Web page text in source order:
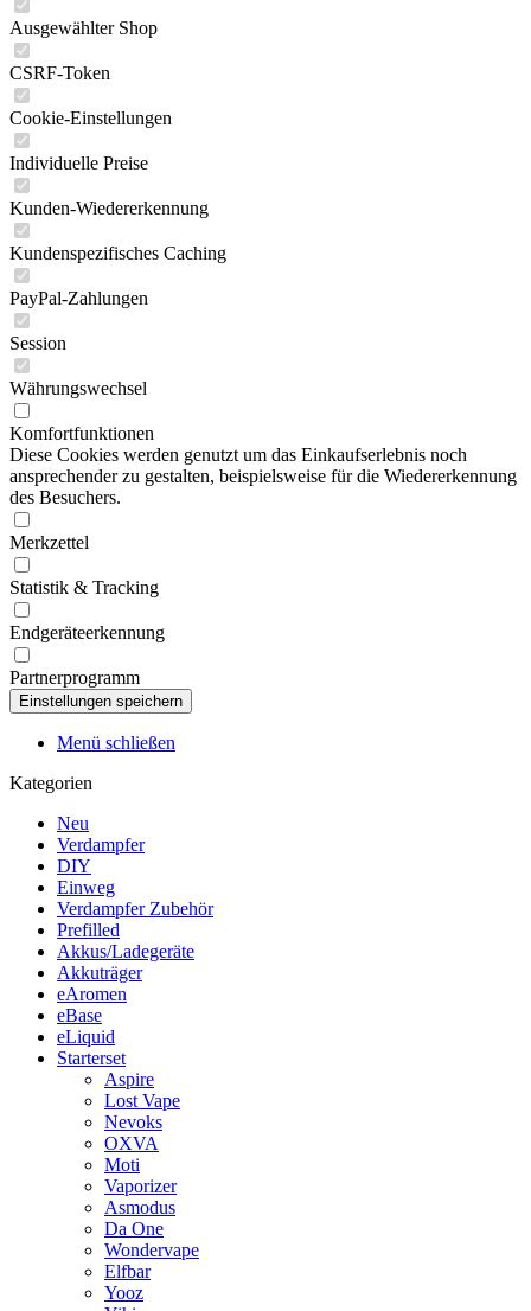
Ausgewählter Shop
CSRF-Token
Cookie-Einstellungen
Individuelle Preise
Kunden-Wiedererkennung
Kundenspezifisches Caching
PayPal-Zahlungen
Session
Währungswechsel
Komfortfunktionen
Diese Cookies werden genutzt um das Einkaufserlebnis noch
ansprechender zu gestalten, beispielsweise für die Wiedererkennung
des Besuchers.
Merkzettel
Statistik & Tracking
Endgeräteerkennung
Partnerprogramm
Menü schließen
Kategorien
Neu
Verdampfer
DIY
Einweg
Verdampfer Zubehör
Prefilled
Akkus/Ladegeräte
Akkuträger
eAromen
eBase
eLiquid
Starterset
Aspire
Lost Vape
Nevoks
OXVA
Moti
Vaporizer
Asmodus
Da One
Wondervape
Elfbar
Yooz